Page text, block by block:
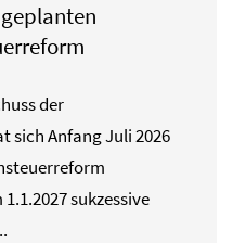
der
sich Anfang Juli 2026
sukzessive